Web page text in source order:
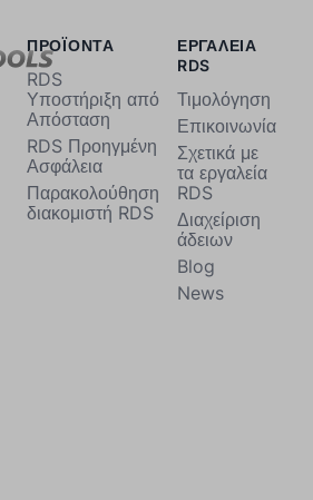
ΠΡΟΪΟΝΤΑ
RDS
Υποστήριξη από
Απόσταση
RDS Προηγμένη
Ασφάλεια
Παρακολούθηση
διακομιστή RDS
ΕΡΓΑΛΕΙΑ
RDS
Τιμολόγηση
Επικοινωνία
Σχετικά με
τα εργαλεία
RDS
Διαχείριση
άδειων
Blog
News